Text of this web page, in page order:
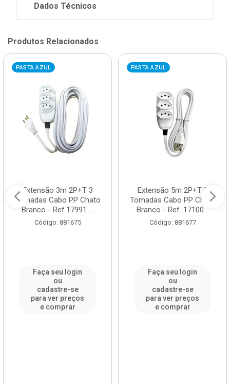
Dados Técnicos
Produtos Relacionados
PASTA AZUL
Extensão 3m 2P+T 3
Tomadas Cabo PP Chato
Branco - Ref.17991 ...
Código: 881675
Faça seu login
ou
cadastre-se
para ver preços
e comprar
PASTA AZUL
Extensão 5m 2P+T 3
Tomadas Cabo PP Chato
Branco - Ref. 17100...
Código: 881677
Faça seu login
ou
cadastre-se
para ver preços
e comprar